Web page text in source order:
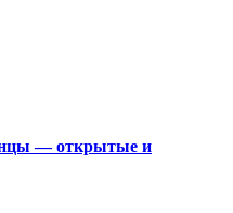
— открытые и